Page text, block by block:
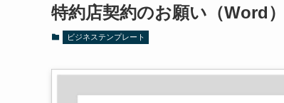
特約店契約のお願い（Word
ビジネステンプレート